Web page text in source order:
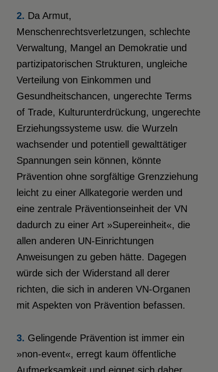
2. Da Armut,
Menschenrechtsverletzungen, schlechte
Verwaltung, Mangel an Demokratie und
partizipatorischen Strukturen, ungleiche
Verteilung von Einkommen und
Gesundheitschancen, ungerechte Terms
of Trade, Kulturunterdrückung, ungerechte
Erziehungssysteme usw. die Wurzeln
wachsender und potentiell gewalttätiger
Spannungen sein können, könnte
Prävention ohne sorgfältige Grenzziehung
leicht zu einer Allkategorie werden und
eine zentrale Präventionseinheit der VN
dadurch zu einer Art »Supereinheit«, die
allen anderen UN-Einrichtungen
Anweisungen zu geben hätte. Dagegen
würde sich der Widerstand all derer
richten, die sich in anderen VN-Organen
mit Aspekten von Prävention befassen.
3. Gelingende Prävention ist immer ein
»non-event«, erregt kaum öffentliche